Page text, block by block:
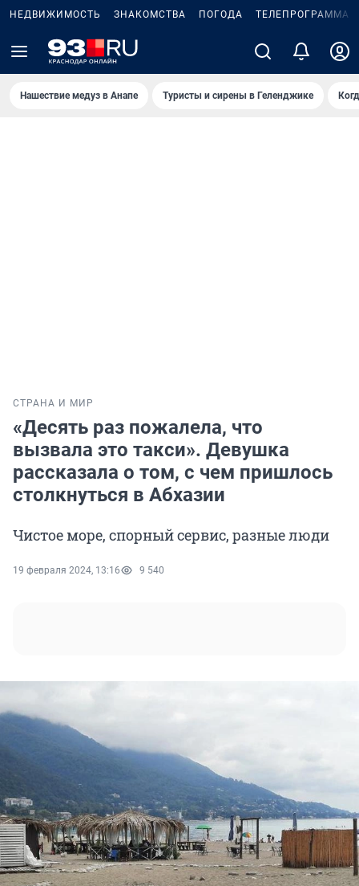
НЕДВИЖИМОСТЬ ЗНАКОМСТВА ПОГОДА ТЕЛЕПРОГРАММА
Нашествие медуз в Анапе Туристы и сирены в Геленджике
СТРАНА И МИР
«Десять раз пожалела, что
вызвала это такси». Девушка
рассказала о том, с чем пришлось
столкнуться в Абхазии
Чистое море, спорный сервис, разные люди
19 февраля 2024, 13:16 9 540